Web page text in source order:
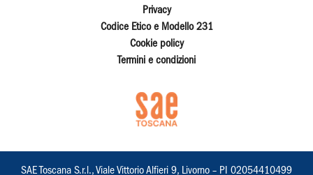
Privacy
Codice Etico e Modello 231
Cookie policy
Termini e condizioni
SAE Toscana S.r.l., Viale Vittorio Alfieri 9, Livorno – PI 02054410499